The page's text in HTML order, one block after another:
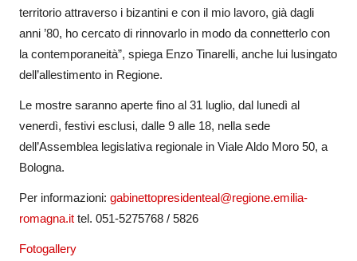
territorio attraverso i bizantini e con il mio lavoro, già dagli
anni ’80, ho cercato di rinnovarlo in modo da connetterlo con
la contemporaneità”, spiega Enzo Tinarelli, anche lui lusingato
dell’allestimento in Regione.
Le mostre saranno aperte fino al 31 luglio, dal lunedì al
venerdì, festivi esclusi, dalle 9 alle 18, nella sede
dell’Assemblea legislativa regionale in Viale Aldo Moro 50, a
Bologna.
Per informazioni: gabinettopresidenteal@regione.emilia-
romagna.it tel. 051-5275768 / 5826
Fotogallery